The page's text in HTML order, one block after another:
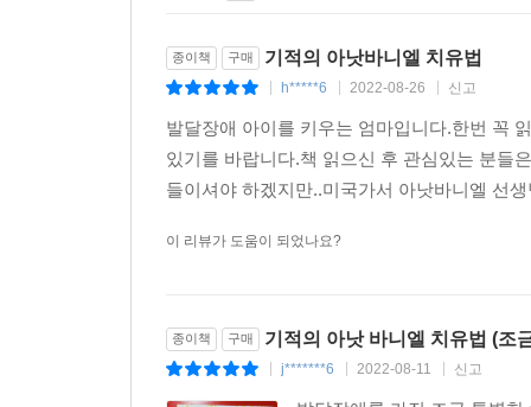
종이책 구매 기적의 아낫바니엘 치유법
h*****6 2022-08-26 신고
발달장애 아이를 키우는 엄마입니다.한번 꼭
있기를 바랍니다.책 읽으신 후 관심있는 분들
들이셔야 하겠지만..미국가서 아낫바니엘 선
이 리뷰가 도움이 되었나요?
종이책 구매 기적의 아낫 바니엘 치유법 (조
j*******6 2022-08-11 신고